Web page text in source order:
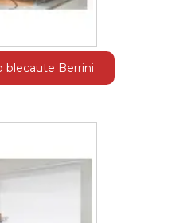
blecaute Berrini